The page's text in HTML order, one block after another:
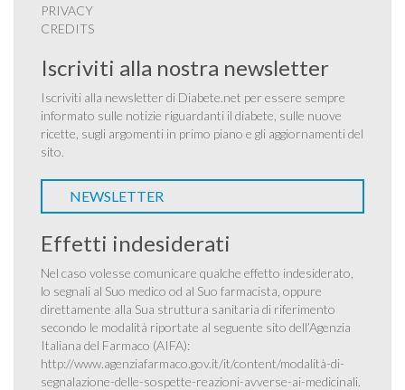
PRIVACY
CREDITS
Iscriviti alla nostra newsletter
Iscriviti alla newsletter di Diabete.net per essere sempre
informato sulle notizie riguardanti il diabete, sulle nuove
ricette, sugli argomenti in primo piano e gli aggiornamenti del
sito.
NEWSLETTER
Effetti indesiderati
Nel caso volesse comunicare qualche effetto indesiderato,
lo segnali al Suo medico od al Suo farmacista, oppure
direttamente alla Sua struttura sanitaria di riferimento
secondo le modalità riportate al seguente sito dell’Agenzia
Italiana del Farmaco (AIFA):
http://www.agenziafarmaco.gov.it/it/content/modalità-di-
segnalazione-delle-sospette-reazioni-avverse-ai-medicinali.